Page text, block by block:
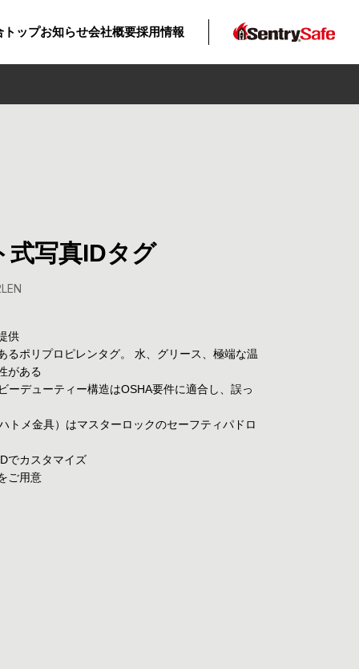
トップお知らせ会社概要採用情報
式写真IDタグ
供
るポリプロピレンタグ。 水、グリース、極端な温
がある
ーデューティー構造はOSHA要件に適合し、誤っ
トメ金具）はマスターロックのセーフティパドロ
でカスタマイズ
ご用意